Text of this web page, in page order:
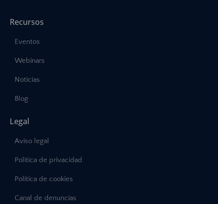
Recursos
Eventos
Webinars
Noticias
Blog
Legal
Aviso legal
Política de privacidad
Política de cookies
Canal de denuncias